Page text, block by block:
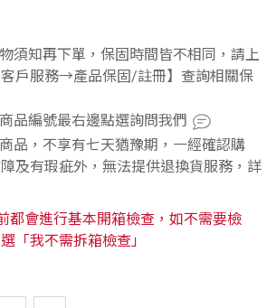
須知再下單，保固時間皆不相同，請上
戶服務→產品保固/註冊】查詢相關保
品編號最右邊點選詢問我們
品，不享有七天猶豫期，一經確認購
及有瑕疵外，無法提供退換貨服務，詳
都會進行基本開箱檢查，如不需要檢
「我不需拆箱檢查」